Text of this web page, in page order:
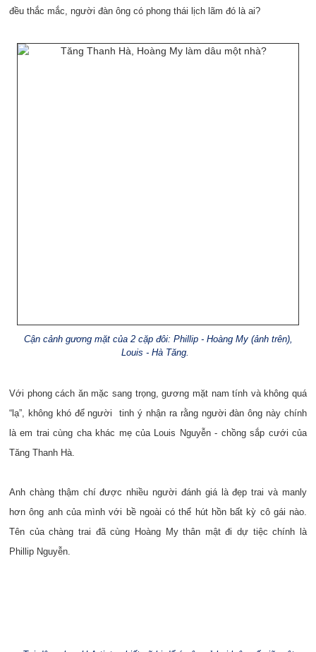
đều thắc mắc, người đàn ông có phong thái lịch lãm đó là ai?
Cận cảnh gương mặt của 2 cặp đôi: Phillip - Hoàng My (ảnh trên),
Louis - Hà Tăng.
Với phong cách ăn mặc sang trọng, gương mặt nam tính và không quá
“lạ”, không khó để người tinh ý nhận ra rằng người đàn ông này chính
là em trai cùng cha khác mẹ của Louis Nguyễn - chồng sắp cưới của
Tăng Thanh Hà.
Anh chàng thậm chí được nhiều người đánh giá là đẹp trai và manly
hơn ông anh của mình với bề ngoài có thể hút hồn bất kỳ cô gái nào.
Tên của chàng trai đã cùng Hoàng My thân mật đi dự tiệc chính là
Phillip Nguyễn.